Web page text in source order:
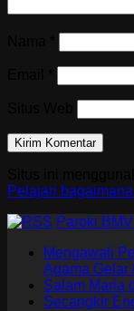
Pelajari
Paroki
Mengawali
Agama Gelar
Salam Maria
Secangkir